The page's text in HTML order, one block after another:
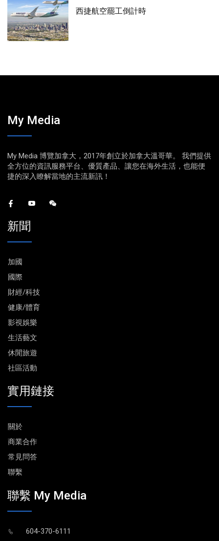
西捷航空罷工倒計時
My Media
My Media 博覽加拿大，2017年創立於加拿大溫哥華。 我們提供
全方位的資訊服務平台、優質產品、讓您在海外生活，也能便
捷的深入瞭解當地的主流新訊！
新聞
加國
國際
財經/科技
健康/體育
影視娛樂
生活藝文
休閒旅遊
社區活動
實用鏈接
關於
商業合作
常見問答
聯繫
聯繫 My Media
604-370-6111